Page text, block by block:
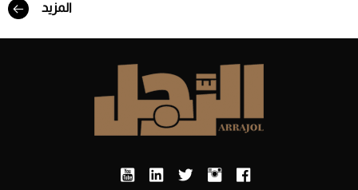
المزيد